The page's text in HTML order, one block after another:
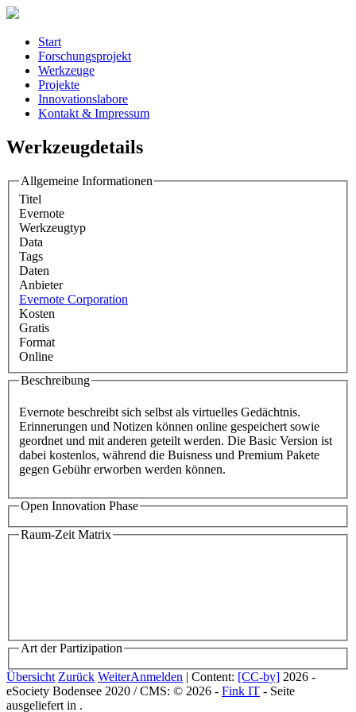
Start
Forschungsprojekt
Werkzeuge
Projekte
Innovationslabore
Kontakt & Impressum
Werkzeugdetails
Allgemeine Informationen
Titel
Evernote
Werkzeugtyp
Data
Tags
Daten
Anbieter
Evernote Corporation
Kosten
Gratis
Format
Online
Beschreibung
Evernote beschreibt sich selbst als virtuelles Gedächtnis.
Erinnerungen und Notizen können online gespeichert sowie
geordnet und mit anderen geteilt werden. Die Basic Version ist
dabei kostenlos, während die Buisness und Premium Pakete
gegen Gebühr erworben werden können.
Open Innovation Phase
Raum-Zeit Matrix
Art der Partizipation
Übersicht Zurück WeiterAnmelden | Content: [CC-by] 2026 -
eSociety Bodensee 2020 / CMS: © 2026 - Fink IT - Seite
ausgeliefert in .